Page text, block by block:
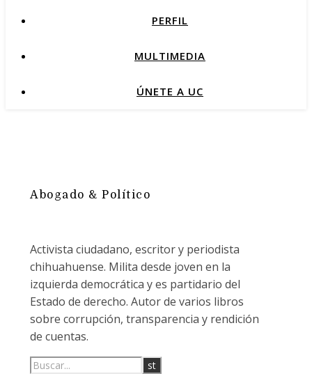
PERFIL
MULTIMEDIA
ÚNETE A UC
Abogado & Político
Activista ciudadano, escritor y periodista
chihuahuense. Milita desde joven en la
izquierda democrática y es partidario del
Estado de derecho. Autor de varios libros
sobre corrupción, transparencia y rendición
de cuentas.